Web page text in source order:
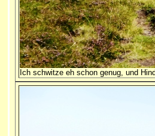
Ich schwitze eh schon genug, und